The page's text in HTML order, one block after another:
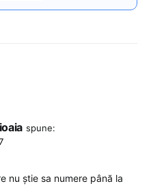
spune:
nu știe sa numere până la